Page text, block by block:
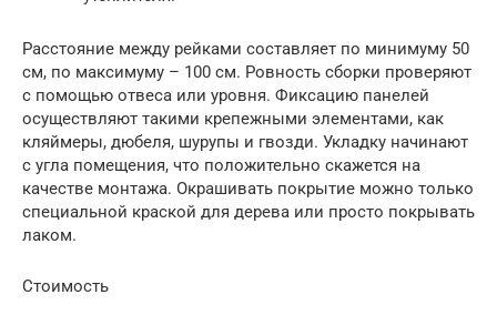
Расстояние между рейками составляет по минимуму 50
см, по максимуму – 100 см. Ровность сборки проверяют
с помощью отвеса или уровня. Фиксацию панелей
осуществляют такими крепежными элементами, как
кляймеры, дюбеля, шурупы и гвозди. Укладку начинают
с угла помещения, что положительно скажется на
качестве монтажа. Окрашивать покрытие можно только
специальной краской для дерева или просто покрывать
лаком.
Стоимость